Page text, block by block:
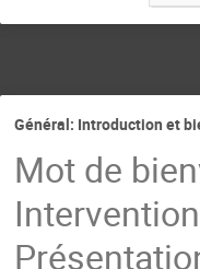
Général: Introduction et
Mot de